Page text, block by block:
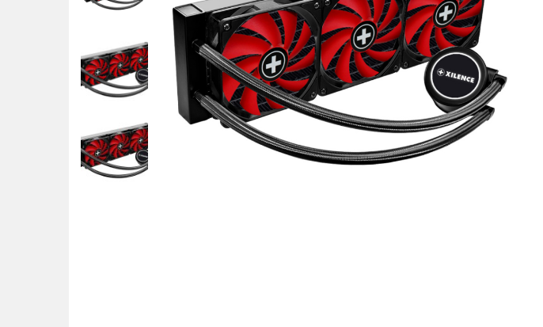
POS uređaji i operma
Mrežna oprema
Alarmi i video nadzor
Printeri i skeneri
Stolice i stolovi